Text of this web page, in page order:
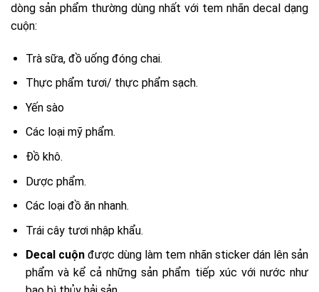
dòng sản phẩm thường dùng nhất với tem nhãn decal dạng
cuộn:
Trà sữa, đồ uống đóng chai.
Thực phẩm tươi/ thực phẩm sạch.
Yến sào
Các loại mỹ phẩm.
Đồ khô.
Dược phẩm.
Các loại đồ ăn nhanh.
Trái cây tươi nhập khẩu.
Decal cuộnđược dùng làm tem nhãn sticker dán lên sản
phẩm và kể cả những sản phẩm tiếp xúc với nước như